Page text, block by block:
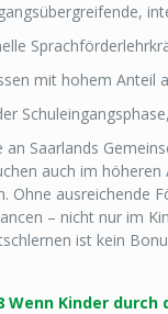
mit hohem
Saarlands
auch im
Ohne
– nicht nur im
ist kein
Wenn Kinder